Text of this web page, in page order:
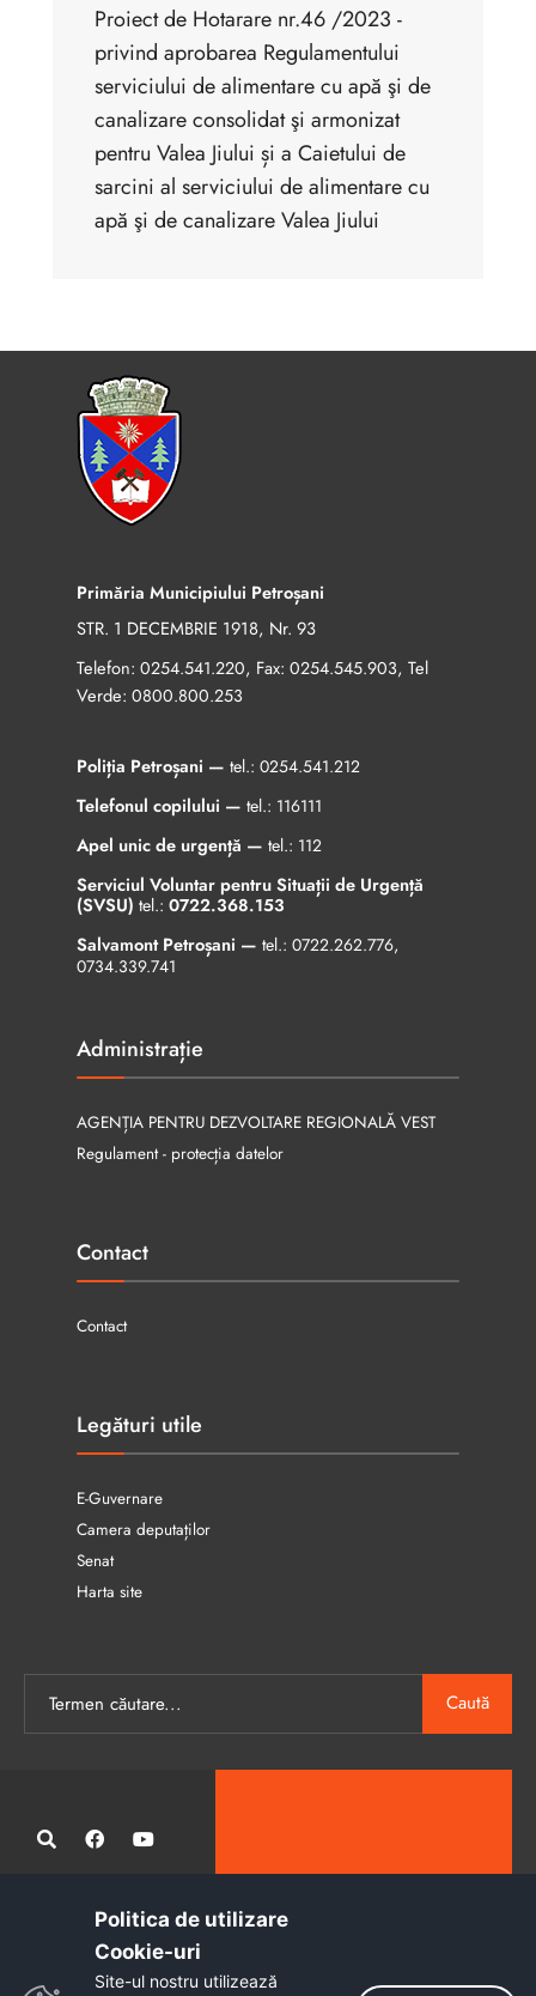
Proiect de Hotarare nr.46 /2023 -
privind aprobarea Regulamentului
serviciului de alimentare cu apă şi de
canalizare consolidat şi armonizat
pentru Valea Jiului și a Caietului de
sarcini al serviciului de alimentare cu
apă şi de canalizare Valea Jiului
Primăria Municipiului Petroșani
STR. 1 DECEMBRIE 1918, Nr. 93
Telefon: 0254.541.220, Fax: 0254.545.903, Tel
Verde: 0800.800.253
Poliția Petroșani — tel.: 0254.541.212
Telefonul copilului — tel.: 116111
Apel unic de urgență — tel.: 112
Serviciul Voluntar pentru Situații de Urgență
(SVSU) tel.: 0722.368.153
Salvamont Petroșani — tel.: 0722.262.776,
0734.339.741
Administrație
AGENȚIA PENTRU DEZVOLTARE REGIONALĂ VEST
Regulament - protecția datelor
Contact
Contact
Legături utile
E-Guvernare
Camera deputaților
Senat
Harta site
Caută
Administrația publică locală informatizată, calitativă și accesibilă
Politica de utilizare
Cookie-uri‎
Site-ul nostru utilizează